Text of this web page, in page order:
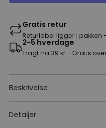
Gratis retur
Returlabel ligger i pakken
2-5 hverdage
Fragt fra 39 kr - Gratis
Beskrivelse
Detaljer